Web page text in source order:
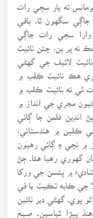
ته يار سڄي رات
سگهون ٿا. باقي
وارا سڄي رات جاڳي
نه پر ٻن، چئن نائيٽ
لائيف جي گهڻي
هڪ نائيٽ ڪلب ۾
ٿي ته نائيٽ ڪلب ۾
مجري جي انداز ۾
انڊين فلمن جا ڳائي
ڪلبن ۾ هندستاني،
۾ نچي ۽ ڳائي رهيون
گهوري رهيا هئا. ڄڻ
۾ پئسن جي ورکا
جي ڪابه ٽڪيٽ يا في
پوي. گهڻي دير تائين
ڀيڙا ٿياسين. صبح